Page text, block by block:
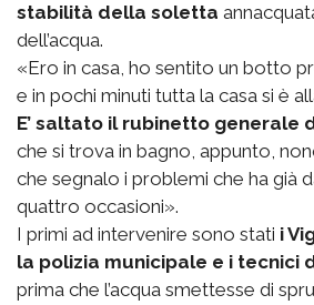
stabilità della soletta
dell’acqua.
«Ero in casa, ho sentito un botto
e in pochi minuti tutta la casa si è
E’ saltato il rubinetto generale
che si trova in bagno, appunto,
che segnalo i problemi che ha già
quattro occasioni».
I primi ad intervenire sono stati i
la polizia municipale e i tecnici
prima che l’acqua smettesse di